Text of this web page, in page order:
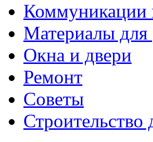
Коммуникации
Материалы для
Окна и двери
Ремонт
Советы
Строительство